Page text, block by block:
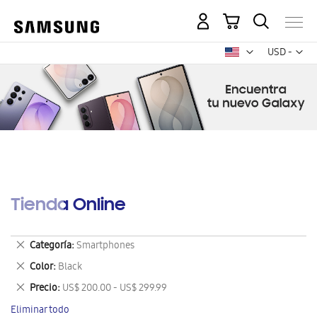
USD -
dólar
Mi carrito
Tienda Online
Categoría Smartphones
Eliminar
este
artículo
Color Black
Eliminar
este
artículo
Precio US$ 200.00 - US$ 299.99
Eliminar
este
Eliminar todo